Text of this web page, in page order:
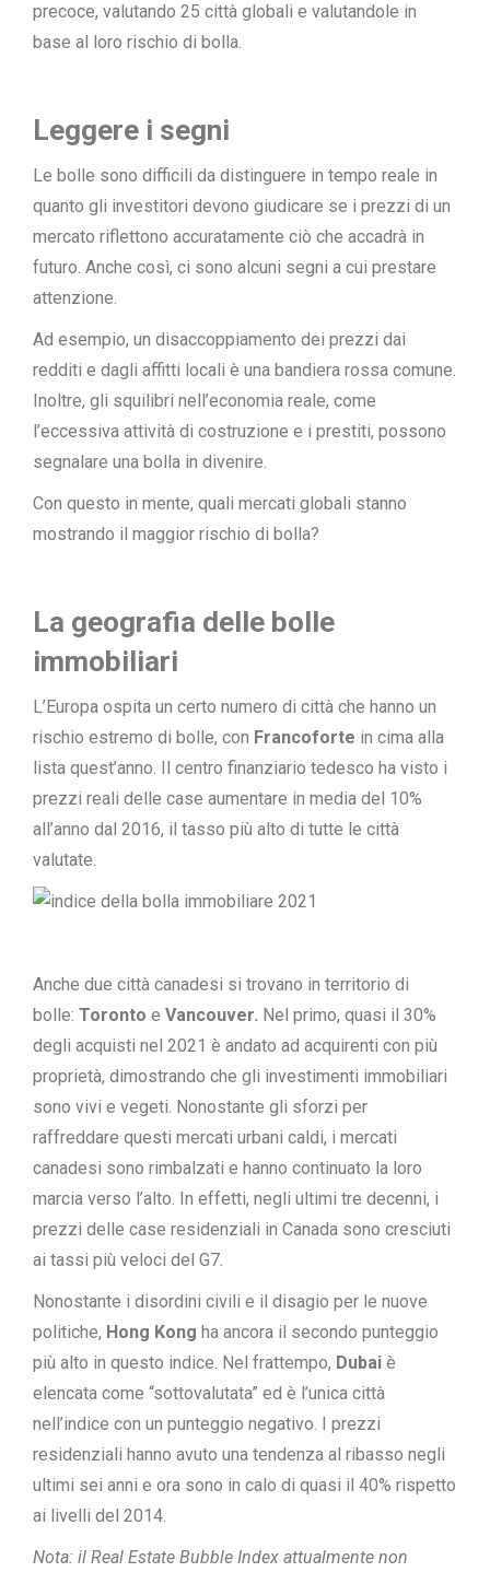
precoce, valutando 25 città globali e valutandole in
base al loro rischio di bolla.
Leggere i segni
Le bolle sono difficili da distinguere in tempo reale in
quanto gli investitori devono giudicare se i prezzi di un
mercato riflettono accuratamente ciò che accadrà in
futuro. Anche così, ci sono alcuni segni a cui prestare
attenzione.
Ad esempio, un disaccoppiamento dei prezzi dai
redditi e dagli affitti locali è una bandiera rossa comune.
Inoltre, gli squilibri nell’economia reale, come
l’eccessiva attività di costruzione e i prestiti, possono
segnalare una bolla in divenire.
Con questo in mente, quali mercati globali stanno
mostrando il maggior rischio di bolla?
La geografia delle bolle
immobiliari
L’Europa ospita un certo numero di città che hanno un
rischio estremo di bolle, con Francoforte in cima alla
lista quest’anno. Il centro finanziario tedesco ha visto i
prezzi reali delle case aumentare in media del 10%
all’anno dal 2016, il tasso più alto di tutte le città
valutate.
Anche due città canadesi si trovano in territorio di
bolle: Toronto e Vancouver. Nel primo, quasi il 30%
degli acquisti nel 2021 è andato ad acquirenti con più
proprietà, dimostrando che gli investimenti immobiliari
sono vivi e vegeti. Nonostante gli sforzi per
raffreddare questi mercati urbani caldi, i mercati
canadesi sono rimbalzati e hanno continuato la loro
marcia verso l’alto. In effetti, negli ultimi tre decenni, i
prezzi delle case residenziali in Canada sono cresciuti
ai tassi più veloci del G7.
Nonostante i disordini civili e il disagio per le nuove
politiche, Hong Kong ha ancora il secondo punteggio
più alto in questo indice. Nel frattempo, Dubai è
elencata come “sottovalutata” ed è l’unica città
nell’indice con un punteggio negativo. I prezzi
residenziali hanno avuto una tendenza al ribasso negli
ultimi sei anni e ora sono in calo di quasi il 40% rispetto
ai livelli del 2014.
Nota: il Real Estate Bubble Index attualmente non